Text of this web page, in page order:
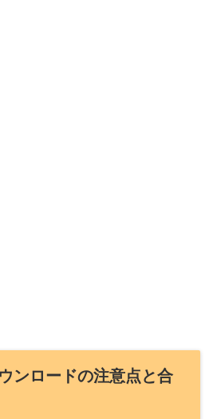
ンロードの注意点と合